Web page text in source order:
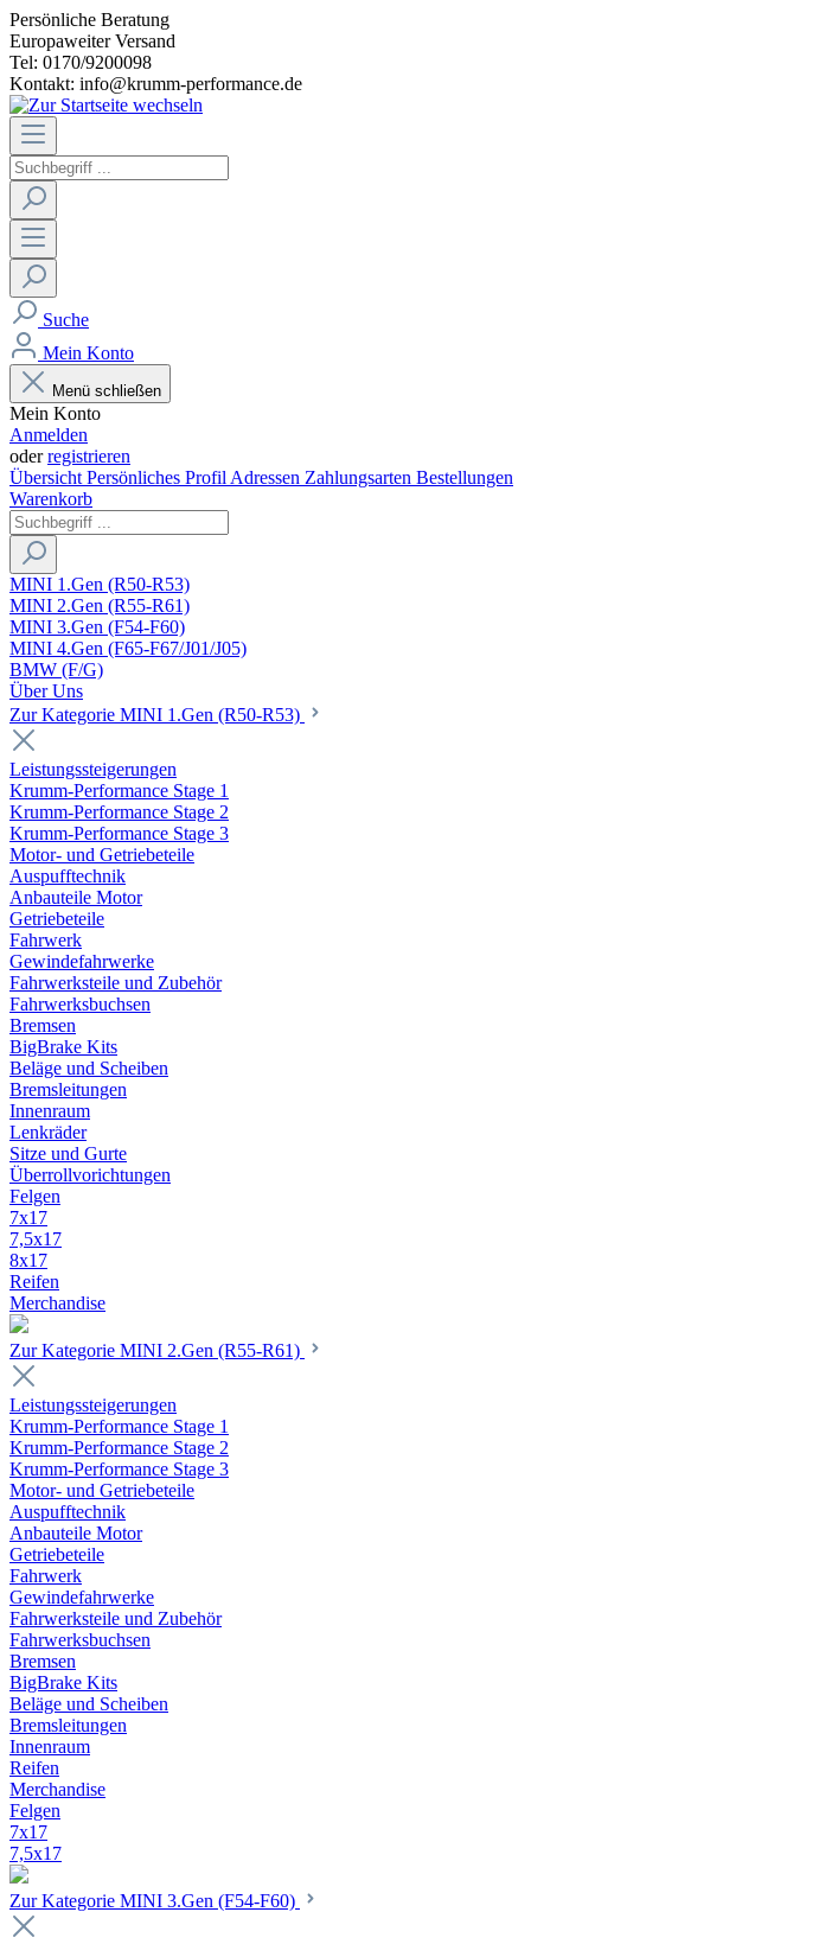
Persönliche Beratung
Europaweiter Versand
Tel: 0170/9200098
Kontakt: info@krumm-performance.de
Suche
Mein Konto
Menü schließen
Mein Konto
Anmelden
oderregistrieren
Übersicht Persönliches Profil Adressen Zahlungsarten Bestellungen
Warenkorb
MINI 1.Gen (R50-R53)
MINI 2.Gen (R55-R61)
MINI 3.Gen (F54-F60)
MINI 4.Gen (F65-F67/J01/J05)
BMW (F/G)
Über Uns
Zur Kategorie MINI 1.Gen (R50-R53)
Leistungssteigerungen
Krumm-Performance Stage 1
Krumm-Performance Stage 2
Krumm-Performance Stage 3
Motor- und Getriebeteile
Auspufftechnik
Anbauteile Motor
Getriebeteile
Fahrwerk
Gewindefahrwerke
Fahrwerksteile und Zubehör
Fahrwerksbuchsen
Bremsen
BigBrake Kits
Beläge und Scheiben
Bremsleitungen
Innenraum
Lenkräder
Sitze und Gurte
Überrollvorichtungen
Felgen
7x17
7,5x17
8x17
Reifen
Merchandise
Zur Kategorie MINI 2.Gen (R55-R61)
Leistungssteigerungen
Krumm-Performance Stage 1
Krumm-Performance Stage 2
Krumm-Performance Stage 3
Motor- und Getriebeteile
Auspufftechnik
Anbauteile Motor
Getriebeteile
Fahrwerk
Gewindefahrwerke
Fahrwerksteile und Zubehör
Fahrwerksbuchsen
Bremsen
BigBrake Kits
Beläge und Scheiben
Bremsleitungen
Innenraum
Reifen
Merchandise
Felgen
7x17
7,5x17
Zur Kategorie MINI 3.Gen (F54-F60)